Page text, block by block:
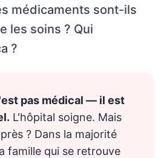
médicaments sont-ils
les soins ? Qui
?
pas médical — il est
L'hôpital soigne. Mais
? Dans la majorité
famille qui se retrouve